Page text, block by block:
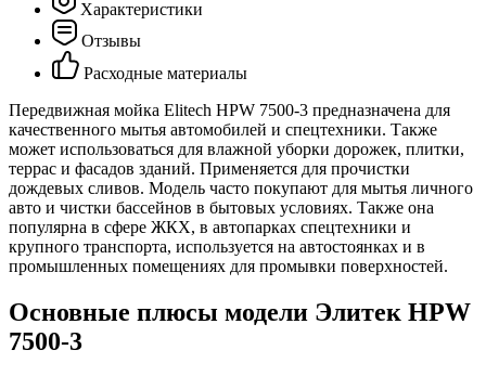
Характеристики
Отзывы
Расходные материалы
Передвижная мойка Elitech HPW 7500-3 предназначена для
качественного мытья автомобилей и спецтехники. Также
может использоваться для влажной уборки дорожек, плитки,
террас и фасадов зданий. Применяется для прочистки
дождевых сливов. Модель часто покупают для мытья личного
авто и чистки бассейнов в бытовых условиях. Также она
популярна в сфере ЖКХ, в автопарках спецтехники и
крупного транспорта, используется на автостоянках и в
промышленных помещениях для промывки поверхностей.
Основные плюсы модели Элитек HPW
7500-3